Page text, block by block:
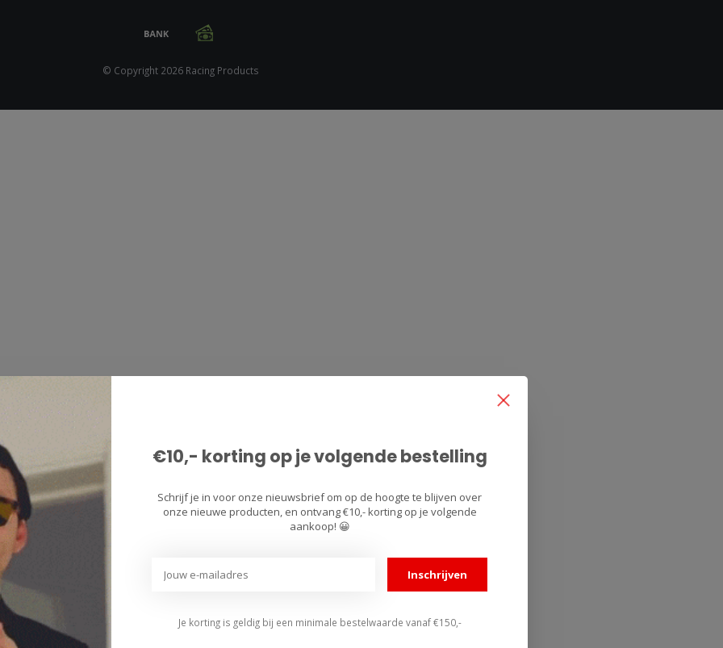
© Copyright 2026 Racing Products
€10,- korting op je volgende bestelling
Schrijf je in voor onze nieuwsbrief om op de hoogte te blijven over
onze nieuwe producten, en ontvang €10,- korting op je volgende
aankoop! 😀
Inschrijven
Je korting is geldig bij een minimale bestelwaarde vanaf €150,-